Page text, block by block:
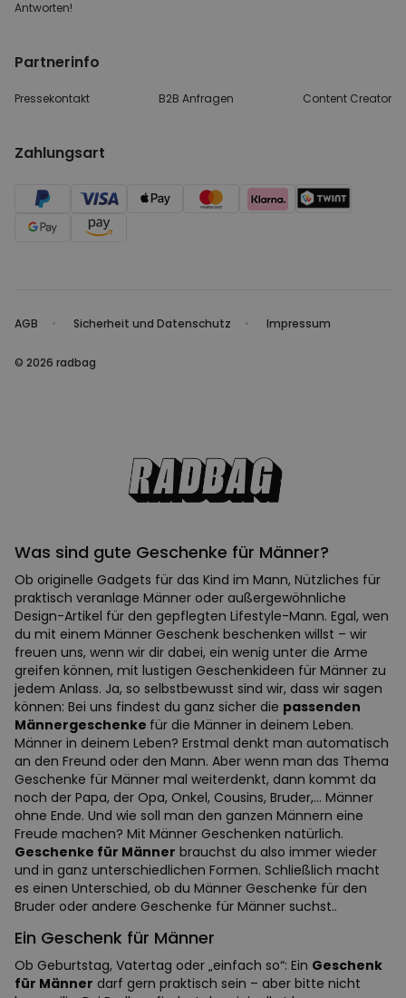
Antworten!
Partnerinfo
Pressekontakt B2B Anfragen Content Creator
Zahlungsart
AGB Sicherheit und Datenschutz Impressum
© 2026 radbag
Was sind gute Geschenke für Männer?
Ob originelle Gadgets für das Kind im Mann, Nützliches für
praktisch veranlage Männer oder außergewöhnliche
Design-Artikel für den gepflegten Lifestyle-Mann. Egal, wen
du mit einem Männer Geschenk beschenken willst – wir
freuen uns, wenn wir dir dabei, ein wenig unter die Arme
greifen können, mit lustigen Geschenkideen für Männer zu
jedem Anlass. Ja, so selbstbewusst sind wir, dass wir sagen
können: Bei uns findest du ganz sicher die passenden
Männergeschenke für die Männer in deinem Leben.
Männer in deinem Leben? Erstmal denkt man automatisch
an den Freund oder den Mann. Aber wenn man das Thema
Geschenke für Männer mal weiterdenkt, dann kommt da
noch der Papa, der Opa, Onkel, Cousins, Bruder,... Männer
ohne Ende. Und wie soll man den ganzen Männern eine
Freude machen? Mit Männer Geschenken natürlich.
Geschenke für Männer brauchst du also immer wieder
und in ganz unterschiedlichen Formen. Schließlich macht
es einen Unterschied, ob du Männer Geschenke für den
Bruder oder andere Geschenke für Männer suchst..
Ein Geschenk für Männer
Ob Geburtstag, Vatertag oder „einfach so“: Ein Geschenk
für Männer darf gern praktisch sein – aber bitte nicht